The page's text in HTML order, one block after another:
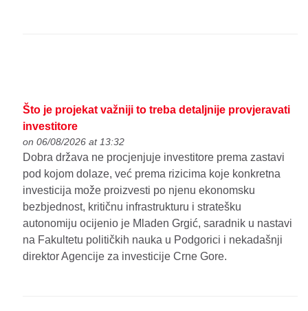
Što je projekat važniji to treba detaljnije provjeravati
investitore
on 06/08/2026 at 13:32
Dobra država ne procjenjuje investitore prema zastavi
pod kojom dolaze, već prema rizicima koje konkretna
investicija može proizvesti po njenu ekonomsku
bezbjednost, kritičnu infrastrukturu i stratešku
autonomiju ocijenio je Mladen Grgić, saradnik u nastavi
na Fakultetu političkih nauka u Podgorici i nekadašnji
direktor Agencije za investicije Crne Gore.